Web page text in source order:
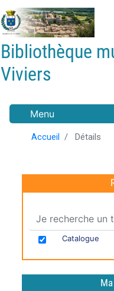
Bibliothèque
Viviers
Menu
Accueil Détails
Catalogue